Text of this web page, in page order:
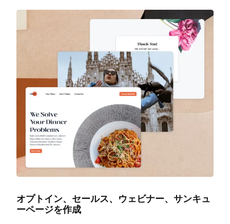
オプトイン、セールス、ウェビナー、サンキュ
ーページを作成